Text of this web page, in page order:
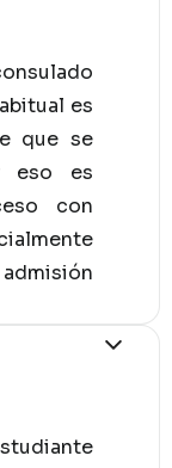
es
que se
eso es
con